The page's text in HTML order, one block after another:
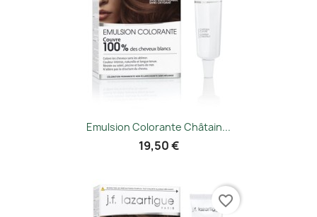
Emulsion Colorante Châtain...
19,50 €
favorite_border